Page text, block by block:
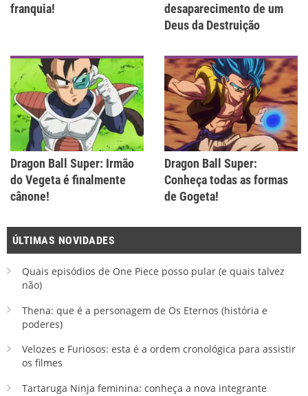
franquia!
desaparecimento de um
Deus da Destruição
Dragon Ball Super: Irmão
do Vegeta é finalmente
cânone!
Dragon Ball Super:
Conheça todas as formas
de Gogeta!
ÚLTIMAS NOVIDADES
Quais episódios de One Piece posso pular (e quais talvez
não)
Thena: que é a personagem de Os Eternos (história e
poderes)
Velozes e Furiosos: esta é a ordem cronológica para assistir
os filmes
Tartaruga Ninja feminina: conheça a nova integrante